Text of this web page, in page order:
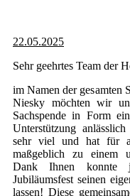
22.05.2025
Sehr geehrtes Team der
im Namen der gesamten
Niesky möchten wir
Sachspende in Form
Unterstützung
sehr viel und hat für
maßgeblich zu einem
Dank Ihnen konnte
Jubiläumsfest seinen
lassen! Diese